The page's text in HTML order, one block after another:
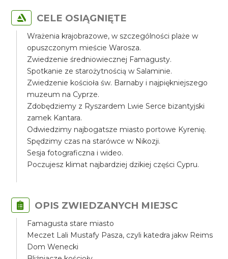
CELE OSIĄGNIĘTE
Wrażenia krajobrazowe, w szczególności plaże w
opuszczonym mieście Warosza.
Zwiedzenie średniowiecznej Famagusty.
Spotkanie ze starożytnością w Salaminie.
Zwiedzenie kościoła św. Barnaby i najpiękniejszego
muzeum na Cyprze.
Zdobędziemy z Ryszardem Lwie Serce bizantyjski
zamek Kantara.
Odwiedzimy najbogatsze miasto portowe Kyrenię.
Spędzimy czas na starówce w Nikozji.
Sesja fotograficzna i wideo.
Poczujesz klimat najbardziej dzikiej części Cypru.
OPIS ZWIEDZANYCH MIEJSC
Famagusta stare miasto
Meczet Lali Mustafy Pasza, czyli katedra jakw Reims
Dom Wenecki